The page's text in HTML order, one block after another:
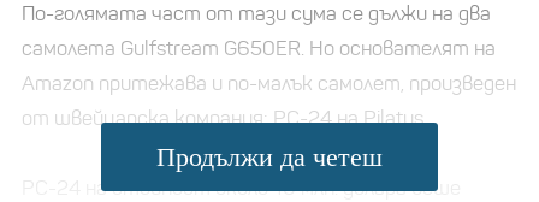
По-голямата част от тази сума се дължи на два
самолета Gulfstream G650ER. Но основателят на
Amazon притежава и по-малък самолет, произведен
от швейцарска компания: PC-24 на Pilatus.
PC-24 на стойност около 10 млн. долара беше
Продължи да четеш